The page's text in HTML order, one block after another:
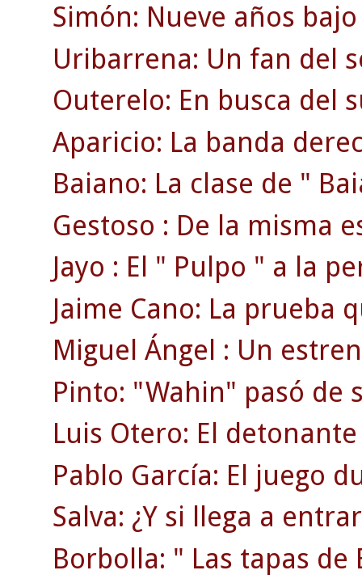
Simón: Nueve años
Uribarrena: Un fan del
Outerelo: En busca del
Aparicio: La banda
Baiano: La clase de "
Gestoso : De la misma
Jayo : El " Pulpo " a la
Jaime Cano: La prueba
Miguel Ángel : Un
Pinto: "Wahin" pasó de
Luis Otero: El
Pablo García: El juego
Salva: ¿Y si llega a
Borbolla: " Las tapas de